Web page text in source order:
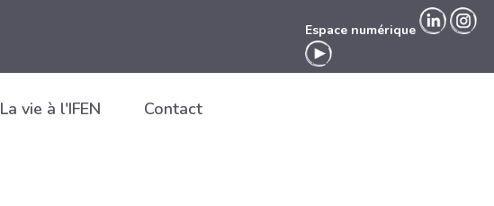
Espace numérique
La vie à l'IFEN Contact